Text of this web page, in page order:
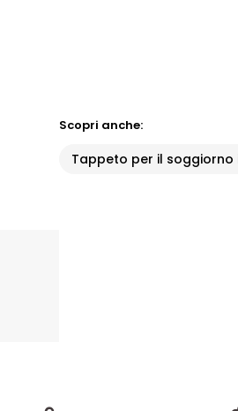
Scopri anche:
Tappeto per il soggiorno